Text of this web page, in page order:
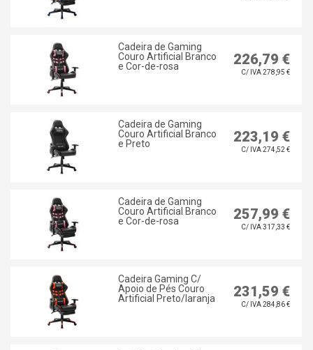
Cadeira de Gaming
Couro Artificial Branco
e Cor-de-rosa
226,79 €
C/ IVA 278,95 €
Cadeira de Gaming
Couro Artificial Branco
e Preto
223,19 €
C/ IVA 274,52 €
Cadeira de Gaming
Couro Artificial Branco
e Cor-de-rosa
257,99 €
C/ IVA 317,33 €
Cadeira Gaming C/
Apoio de Pés Couro
Artificial Preto/laranja
231,59 €
C/ IVA 284,86 €